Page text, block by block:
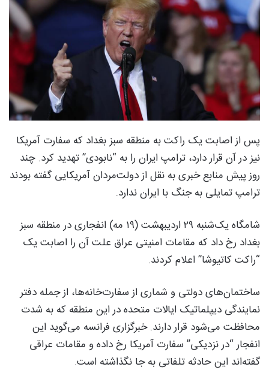
پس از اصابت یک راکت به منطقه سبز بغداد که سفارت آمریکا
نیز در آن قرار دارد، ترامپ ایران را به “نابودی” تهدید کرد. چند
روز پیش منابع خبری به نقل از دولت‌مردان آمریکایی گفته بودند
ترامپ تمایلی به جنگ با ایران ندارد.
شامگاه یک‌شنبه ۲۹ اردیبهشت (۱۹ مه) انفجاری در منطقه سبز
بغداد رخ داد که مقامات امنیتی عراق علت آن را اصابت یک
“راکت کاتیوشا” اعلام کردند.
ساختمان‌های دولتی و شماری از سفارت‌خانه‌ها، از جمله دفتر
نمایندگی دیپلماتیک ایالات متحده در این منطقه که به شدت
محافظت می‌شود قرار دارند. خبرگزاری فرانسه می‌گوید این
انفجار “در نزدیکی” سفارت آمریکا رخ داده و مقامات عراقی
گفته‌اند این حادثه تلفاتی به جا نگذاشته است.